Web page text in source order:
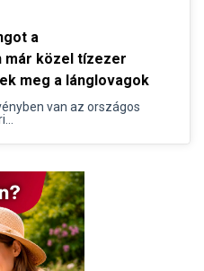
a
már közel tízezer
meg a lánglovagok
van az országos